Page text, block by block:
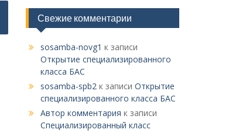
Свежие комментарии
sosamba-novg1 к записи
Открытие специализированного
класса БАС
sosamba-spb2к записи Открытие
специализированного класса БАС
Автор комментария к записи
Специализированный класс